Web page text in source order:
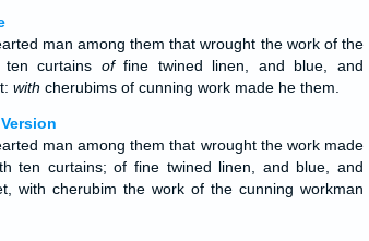
man among them that wrought the work of the
ten curtains offine twined linen, and blue, and
with cherubims of cunning work made he them.
man among them that wrought the work made
ten curtains; of fine twined linen, and blue, and
with cherubim the work of the cunning workman